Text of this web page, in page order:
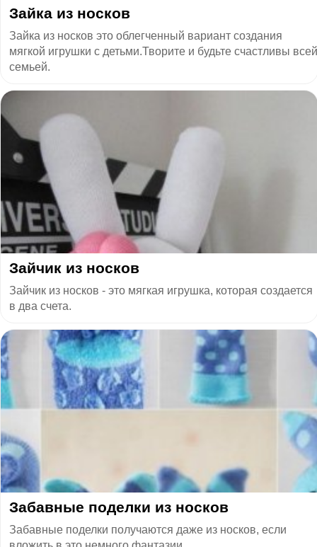
Зайка из носков
Зайка из носков это облегченный вариант создания
мягкой игрушки с детьми.Творите и будьте счастливы всей
семьей.
Зайчик из носков
Зайчик из носков - это мягкая игрушка, которая создается
в два счета.
Забавные поделки из носков
Забавные поделки получаются даже из носков, если